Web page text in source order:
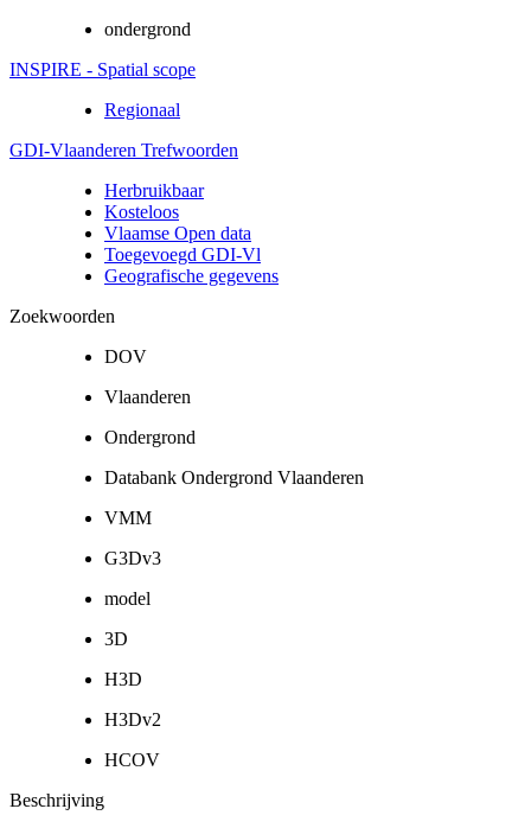
ondergrond
INSPIRE - Spatial scope
Regionaal
GDI-Vlaanderen Trefwoorden
Herbruikbaar
Kosteloos
Vlaamse Open data
Toegevoegd GDI-Vl
Geografische gegevens
Zoekwoorden
DOV
Vlaanderen
Ondergrond
Databank Ondergrond Vlaanderen
VMM
G3Dv3
model
3D
H3D
H3Dv2
HCOV
Beschrijving